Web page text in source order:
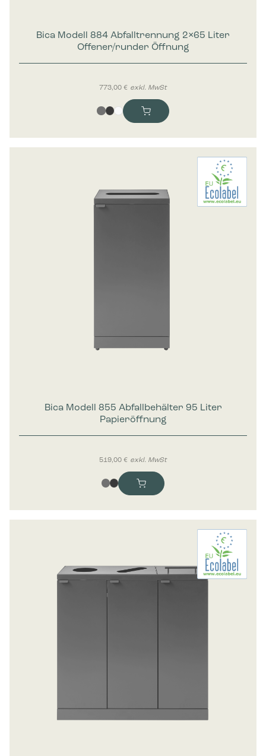
Bica Modell 884 Abfalltrennung 2×65 Liter
Offener/runder Öffnung
773,00€ exkl. MwSt
Bica Modell 855 Abfallbehälter 95 Liter
Papieröffnung
519,00€ exkl. MwSt